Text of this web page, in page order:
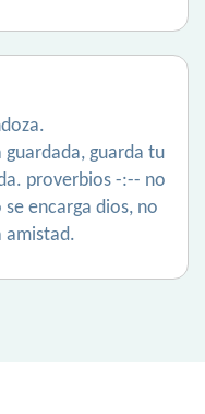
guarda tu
proverbios -:-- no
encarga dios, no
amistad.